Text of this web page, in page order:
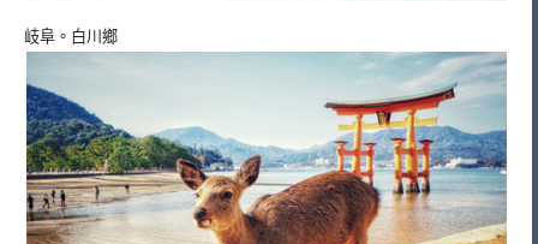
岐阜。白川鄉